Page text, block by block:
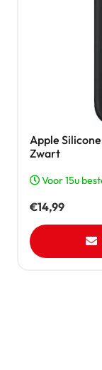
Apple
Zwart
Voor 15u
€14,99